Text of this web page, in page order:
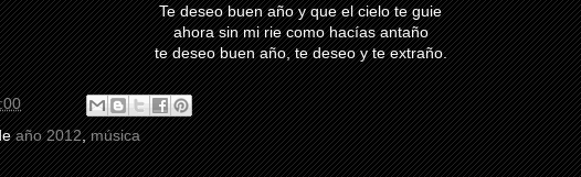
Te deseo buen año y que el cielo te guie
ahora sin mi rie como hacías antaño
te deseo buen año, te deseo y te extraño.
año 2012,música